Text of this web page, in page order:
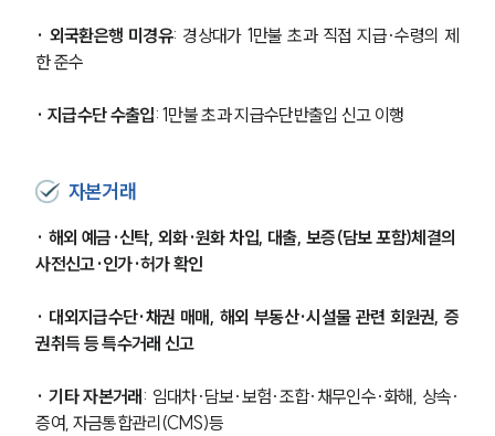
· 외국환은행 미경유: 경상대가 1만불 초과 직접 지급·수령의 제
한 준수
· 지급수단 수출입: 1만불 초과 지급수단반출입 신고 이행
자본거래
· 해외 예금·신탁, 외화·원화 차입, 대출, 보증(담보 포함)체결의
사전신고·인가·허가 확인
· 대외지급수단·채권 매매, 해외 부동산·시설물 관련 회원권, 증
권취득 등 특수거래 신고
· 기타 자본거래 : 임대차·담보·보험·조합·채무인수·화해, 상속·
증여, 자금통합관리(CMS)등